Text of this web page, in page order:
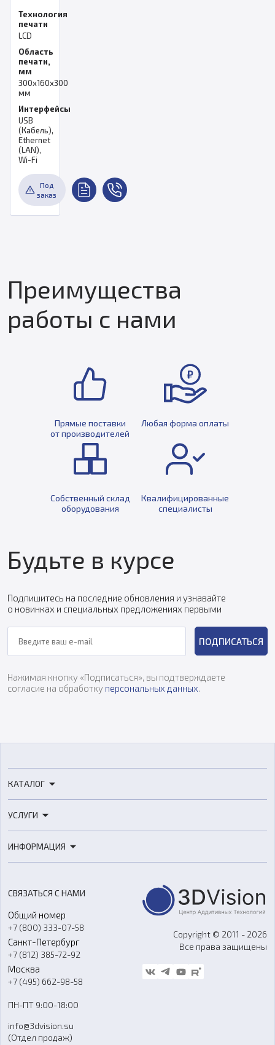
Технология
печати
LCD
Область
печати,
мм
300х160х300
мм
Интерфейсы
USB
(Кабель),
Ethernet
(LAN),
Wi-Fi
Под
заказ
Преимущества
работы с нами
Прямые поставки
от производителей
Любая форма оплаты
Собственный склад
оборудования
Квалифицированные
специалисты
Будьте в курсе
Подпишитесь на последние обновления и узнавайте
о новинках и специальных предложениях первыми
ПОДПИСАТЬСЯ
Нажимая кнопку «Подписаться», вы подтверждаете
согласие на обработку персональных данных.
КАТАЛОГ
3D-сканеры
Расходные материалы
Оборудование и материалы для вакуумного литья
Аксессуары и прочее оборудование
Программное обеспечение
УСЛУГИ
3D-моделирование
Ремонт и услуги
ИНФОРМАЦИЯ
О компании
Контакты
Гос. закупки
Стать дилером
Блог
FAQ
СВЯЗАТЬСЯ С НАМИ
Общий номер
+7 (800) 333-07-58
Санкт-Петербург
+7 (812) 385-72-92
Москва
+7 (495) 662-98-58
ПН-ПТ 9:00-18:00
info@3dvision.su
(Отдел продаж)
Copyright © 2011 - 2026
Все права защищены